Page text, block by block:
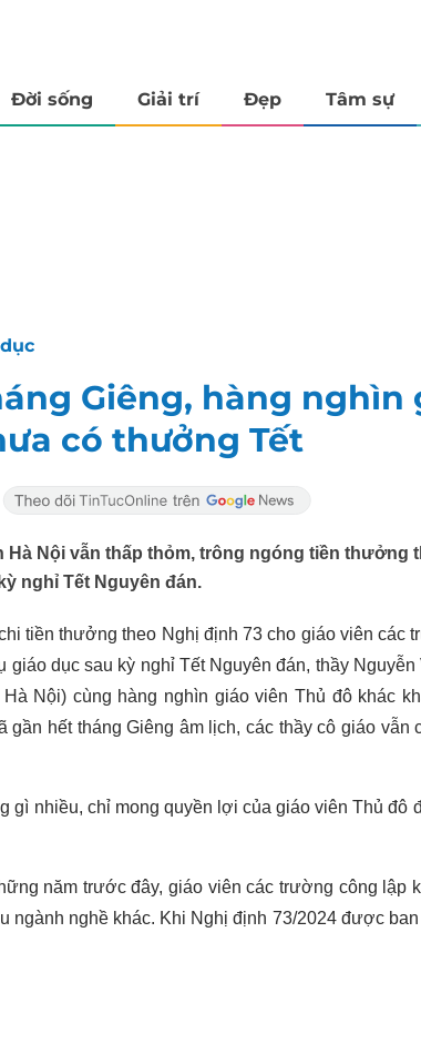
Đời sống Giải trí Đẹp Tâm sự
Giêng, hàng nghìn
có thưởng Tết
Hà Nội vẫn thấp thỏm, trông ngóng tiền thưởng
nghỉ Tết Nguyên đán.
tiền thưởng theo Nghị định 73 cho giáo viên các
giáo dục sau kỳ nghỉ Tết Nguyên đán, thầy
Hà Nội) cùng hàng nghìn giáo viên Thủ đô khác
gần hết tháng Giêng âm lịch, các thầy cô giáo
gì nhiều, chỉ mong quyền lợi của giáo viên Thủ đô
năm trước đây, giáo viên các trường công lập
ngành nghề khác. Khi Nghị định 73/2024 được